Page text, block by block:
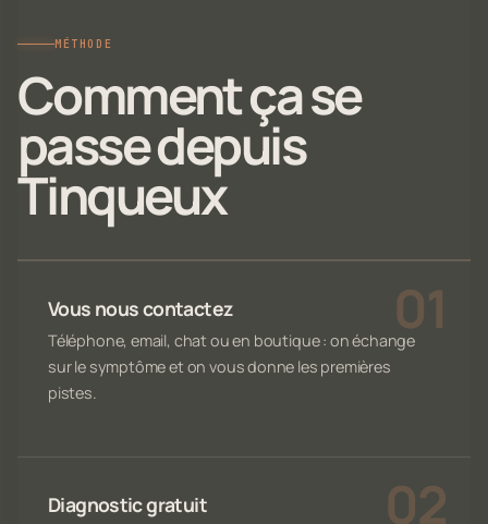
MÉTHODE
Comment ça se
passe depuis
Tinqueux
Vous nous contactez
Téléphone, email, chat ou en boutique : on échange
sur le symptôme et on vous donne les premières
pistes.
Diagnostic gratuit